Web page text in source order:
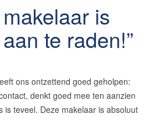
is
te raden!
ons ontzettend goed geholpen:
denkt goed mee ten aanzien
is teveel. Deze makelaar is absoluut